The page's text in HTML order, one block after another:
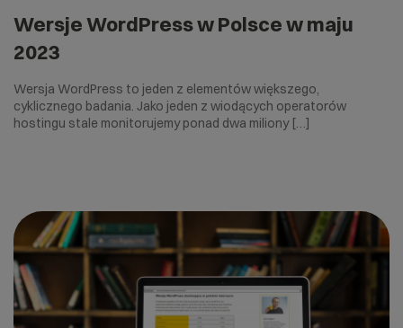
Wersje WordPress w Polsce w maju
2023
Wersja WordPress to jeden z elementów większego,
cyklicznego badania. Jako jeden z wiodących operatorów
hostingu stale monitorujemy ponad dwa miliony […]